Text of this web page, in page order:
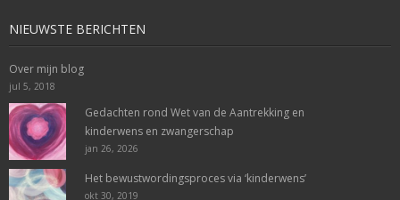
NIEUWSTE BERICHTEN
Over mijn blog
jul 5, 2018
Gedachten rond Wet van de Aantrekking en
kinderwens en zwangerschap
jan 26, 2026
Het bewustwordingsproces via ‘kinderwens’
okt 30, 2019